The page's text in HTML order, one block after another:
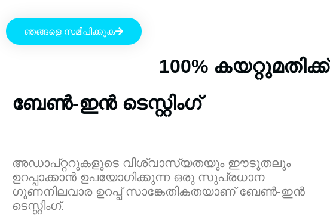
ഞങ്ങളെ സമീപിക്കുക
100%
ബേൺ-ഇൻ ടെസ്റ്റിംഗ്
അഡാപ്റ്ററുകളുടെ വിശ്വാസ്യതയും ഈടുതലും
ഉറപ്പാക്കാൻ ഉപയോഗിക്കുന്ന ഒരു സുപ്രധാന
ഗുണനിലവാര ഉറപ്പ് സാങ്കേതികതയാണ് ബേൺ-ഇൻ
ടെസ്റ്റിംഗ്.